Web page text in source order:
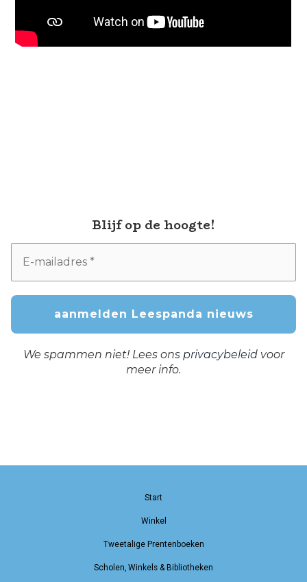
Blijf op de hoogte!
We spammen niet! Lees ons privacybeleidvoor
meer info.
Start
Winkel
Tweetalige Prentenboeken
Scholen, Winkels & Bibliotheken